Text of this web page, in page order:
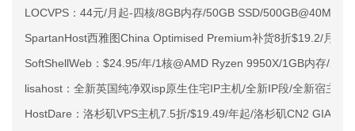
LOCVPS：44元/月起-四核/8GB内存/50GB SSD/
SpartanHost西雅图China Optimised Premium补货8折$19.2/月起
SoftShellWeb：$24.95/年/1核@AMD Ryzen 9950X/1GB内存/
lisahost：全新英国纯净双isp原生住宅IP主机/全新IP段/全新宿主机
HostDare：洛杉矶VPS主机7.5折/$19.49/年起/洛杉矶CN2 GIA/日